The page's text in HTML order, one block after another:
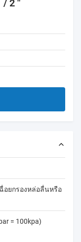
/ 2 "
อยกรองหล่อลื่นหรือ
= 100kpa)